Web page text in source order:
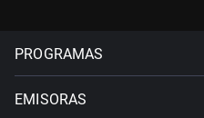
PROGRAMAS
EMISORAS